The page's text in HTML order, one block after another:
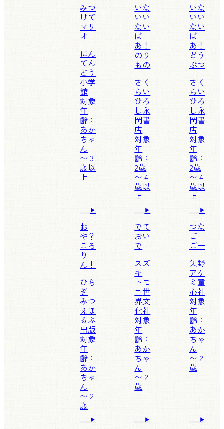
みつ
けて
マリ
オ
にん
てん
どう
小学
館
対象
年
齢：
あか
ちゃ
ん
〜 3
歳以
上
いな
いい
ない
ば
あ！
のり
もの
さく
らい
ひろ
し永
岡書
店
対象
年
齢：
2歳
〜 4
歳以
上
いな
いい
ない
ば
あ！
どう
ぶつ
さく
らい
ひろ
し永
岡書
店
対象
年
齢：
2歳
〜 4
歳以
上
お
や？
ころ
り
ん！
ひら
ぎ
みつ
えほ
るぷ
出版
対象
年
齢：
あか
ちゃ
ん
〜 2
歳
でて
おい
で
スズ
キ
トモ
コ世
界文
化社
対象
年
齢：
あか
ちゃ
ん
〜 2
歳
つな
ごー
ごー
矢野
アケ
ミ 童
心社
対象
年
齢：
あか
ちゃ
ん
〜 2
歳